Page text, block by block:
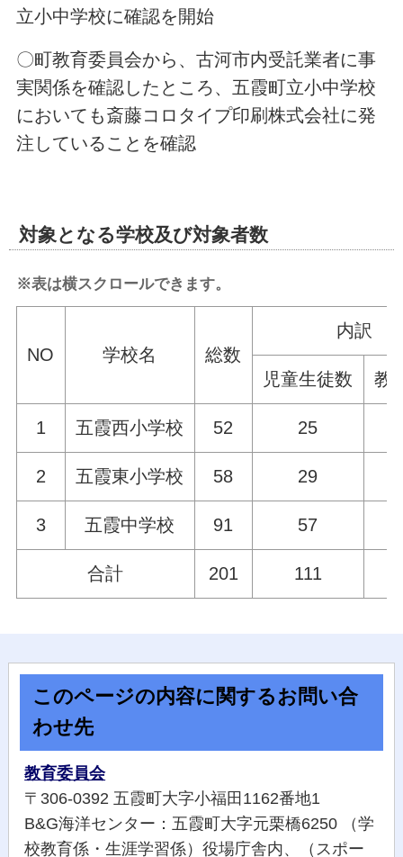
立小中学校に確認を開始
〇町教育委員会から、古河市内受託業者に事
実関係を確認したところ、五霞町立小中学校
においても斎藤コロタイプ印刷株式会社に発
注していることを確認
対象となる学校及び対象者数
※表は横スクロールできます。
NO 学校名 総数
内訳
児童生徒数 教
1 五霞西小学校 52 25
2 五霞東小学校 58 29
3 五霞中学校 91 57
合計 201 111
このページの内容に関するお問い合
わせ先
教育委員会
〒306-0392 五霞町大字小福田1162番地1
B&G海洋センター：五霞町大字元栗橋6250 （学
校教育係・生涯学習係）役場庁舎内、（スポー